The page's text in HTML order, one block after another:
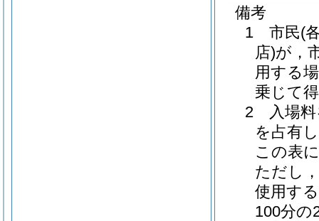
備考
1 市民(各
店)が，
用する
乗じて
2 入場料
を占有
この表
ただし
使用す
100分の